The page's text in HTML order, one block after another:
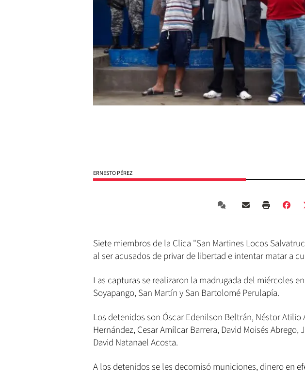
ERNESTO PÉREZ
Siete miembros de la Clica "San Martines Locos
al ser acusados de privar de libertad e intentar matar a
Las capturas se realizaron la madrugada del miércoles
Soyapango, San Martín y San Bartolomé Perulapía.
Los detenidos son Óscar Edenilson Beltrán, Néstor
Hernández, Cesar Amílcar Barrera, David Moisés Abrego,
David Natanael Acosta.
A los detenidos se les decomisó municiones, dinero en